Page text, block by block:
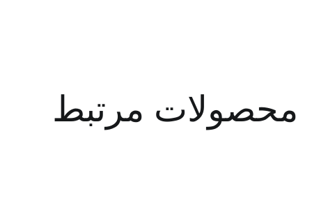
مرتبط